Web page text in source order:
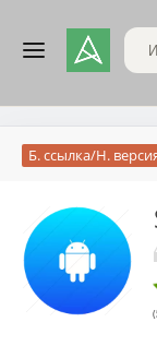
Б. ссылка/Н.
(